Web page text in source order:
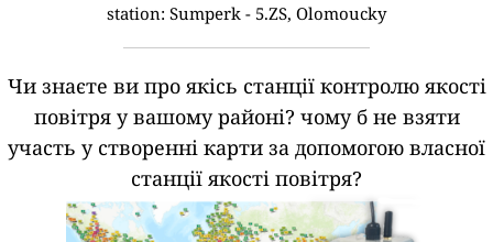
station: Sumperk - 5.ZS, Olomoucky
Чи знаєте ви про якісь станції контролю якості
повітря у вашому районі? чому б не взяти
участь у створенні карти за допомогою власної
станції якості повітря?